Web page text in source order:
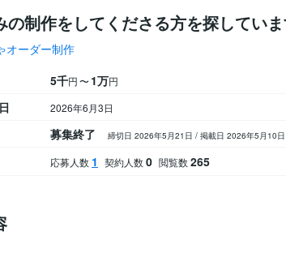
の制作をしてくださる方を探していま
オーダー制作
5千円〜1万円
2026年6月3日
募集終了 締切日 2026年5月21日 / 掲載日 2026年5月10日
応募人数 1 契約人数0 閲覧数265